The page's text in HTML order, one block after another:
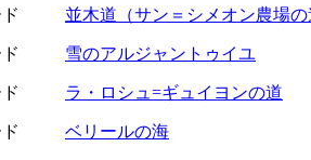
並木道（サン＝シメオン農場
雪のアルジャントゥイユ
ラ・ロシュ=ギュイヨンの道
ベリールの海